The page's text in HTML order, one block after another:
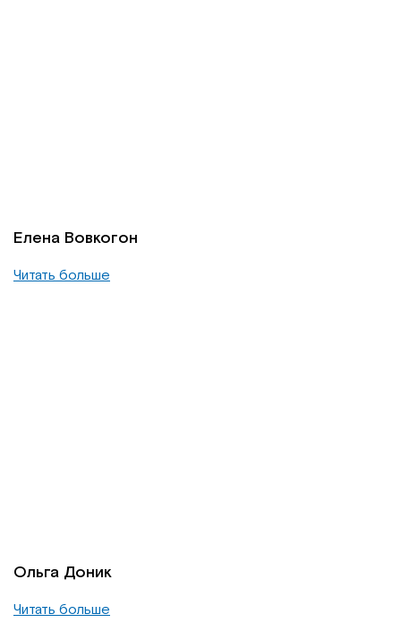
Елена Вовкогон
Читать больше
Ольга Доник
Читать больше